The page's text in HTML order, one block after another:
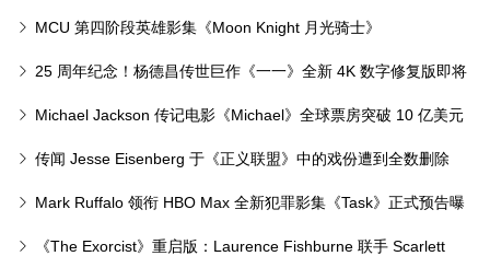
MCU 第四阶段英雄影集《Moon Knight 月光骑士》
「Mr.Knight」角色海报曝光
25 周年纪念！杨德昌传世巨作《一一》全新 4K 数字修复版即将
登陆台湾大银幕
Michael Jackson 传记电影《Michael》全球票房突破 10 亿美元
传闻 Jesse Eisenberg 于《正义联盟》中的戏份遭到全数删除
Mark Ruffalo 领衔 HBO Max 全新犯罪影集《Task》正式预告曝
光 《The Exorcist》重启版：Laurence Fishburne 联手 Scarlett